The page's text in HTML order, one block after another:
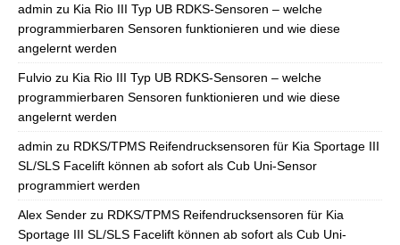
admin zu Kia Rio III Typ UB RDKS-Sensoren – welche
programmierbaren Sensoren funktionieren und wie diese
angelernt werden
Fulvio zu Kia Rio III Typ UB RDKS-Sensoren – welche
programmierbaren Sensoren funktionieren und wie diese
angelernt werden
admin zu RDKS/TPMS Reifendrucksensoren für Kia Sportage III
SL/SLS Facelift können ab sofort als Cub Uni-Sensor
programmiert werden
Alex Sender zu RDKS/TPMS Reifendrucksensoren für Kia
Sportage III SL/SLS Facelift können ab sofort als Cub Uni-